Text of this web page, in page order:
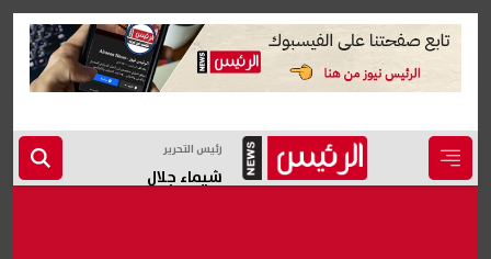
رئيس التحرير
شيماء جلال